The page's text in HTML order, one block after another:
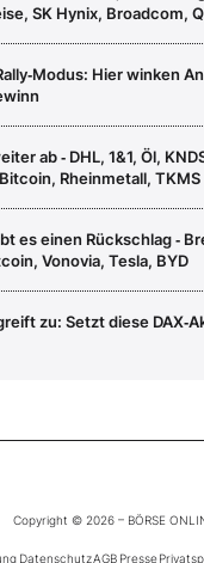
SK Hynix, Broadcom,
Hier winken
ab ‑ DHL, 1&1, Öl,
Rheinmetall, TKMS
es einen Rückschlag ‑
Vonovia, Tesla, BYD
zu: Setzt diese
Copyright © 2026 – BÖRSE
DatenschutzAGB Presse